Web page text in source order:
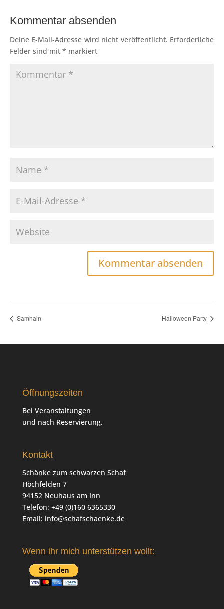
Kommentar absenden
Deine E-Mail-Adresse wird nicht veröffentlicht. Erforderliche
Felder sind mit * markiert
Samhain Halloween Party
Öffnungszeiten
Bei Veranstaltungen
und nach Reservierung.
Kontakt
Schänke zum schwarzen Schaf
Höchfelden 7
94152 Neuhaus am Inn
Telefon: +49 (0)160 6365330
Email: info@schafschaenke.de
Wenn ihr mich unterstützen wollt: